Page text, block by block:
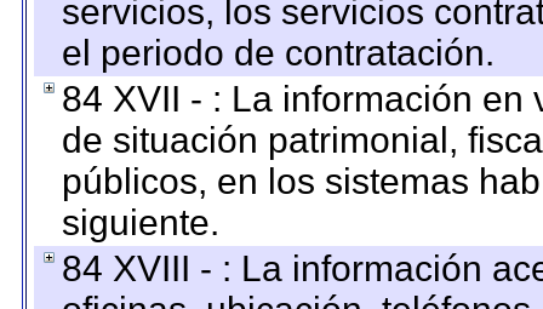
servicios, los servicios
el periodo de contratación.
84 XVII - : La información
de situación patrimonial,
públicos, en los sistemas
siguiente.
84 XVIII - : La información